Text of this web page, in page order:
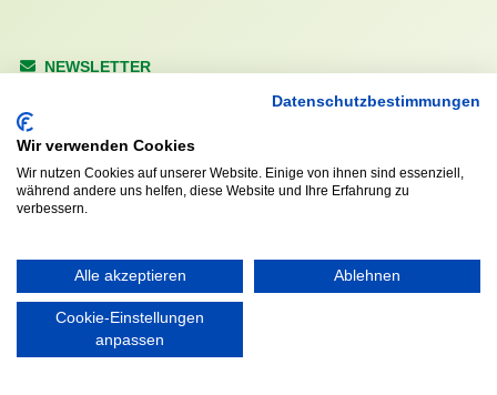
Datenschutzbestimmungen
Wir verwenden Cookies
Wir nutzen Cookies auf unserer Website. Einige von ihnen sind essenziell,
während andere uns helfen, diese Website und Ihre Erfahrung zu
verbessern.
Alle akzeptieren Ablehnen
Cookie-Einstellungen
anpassen
NEWSLETTER
KONTAKT
Walddörfer Sportverein
Halenreie 32-34
22359 Hamburg
ÖFFNUNGS- UND
SERVICEZEITEN: